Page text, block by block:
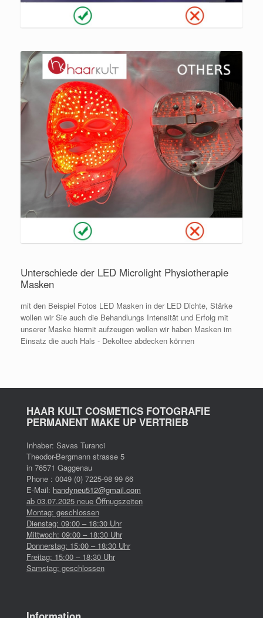
Unterschiede der LED Microlight Physiotherapie
Masken
mit den Beispiel Fotos LED Masken in der LED Dichte, Stärke
wollen wir Sie auch die Behandlungs Intensität und Erfolg mit
unserer Maske hiermit aufzeugen wollen wir haben Masken im
Einsatz die auch Hals - Dekoltee abdecken können
HAAR KULT COSMETICS FOTOGRAFIE
PERMANENT MAKE UP VERTRIEB
Inhaber: Savas Turanci
Theodor-Bergmann strasse 5
in 76571 Gaggenau
Phone : 0049 (0) 7225-98 99 66
E-Mail: handyneu512@gmail.com
ab 03.07.2025 neue Öffnugszeiten
Montag: geschlossen
Dienstag: 09:00 – 18:30 Uhr
Mittwoch: 09:00 – 18:30 Uhr
Donnerstag: 15:00 – 18:30 Uhr
Freitag: 15:00 – 18:30 Uhr
Samstag: geschlossen